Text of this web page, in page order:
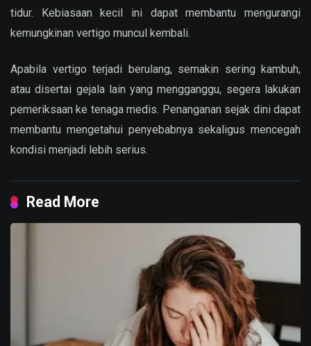
tidur. Kebiasaan kecil ini dapat membantu mengurangi
kemungkinan vertigo muncul kembali.
Apabila vertigo terjadi berulang, semakin sering kambuh,
atau disertai gejala lain yang mengganggu, segera lakukan
pemeriksaan ke tenaga medis. Penanganan sejak dini dapat
membantu mengetahui penyebabnya sekaligus mencegah
kondisi menjadi lebih serius.
Read More